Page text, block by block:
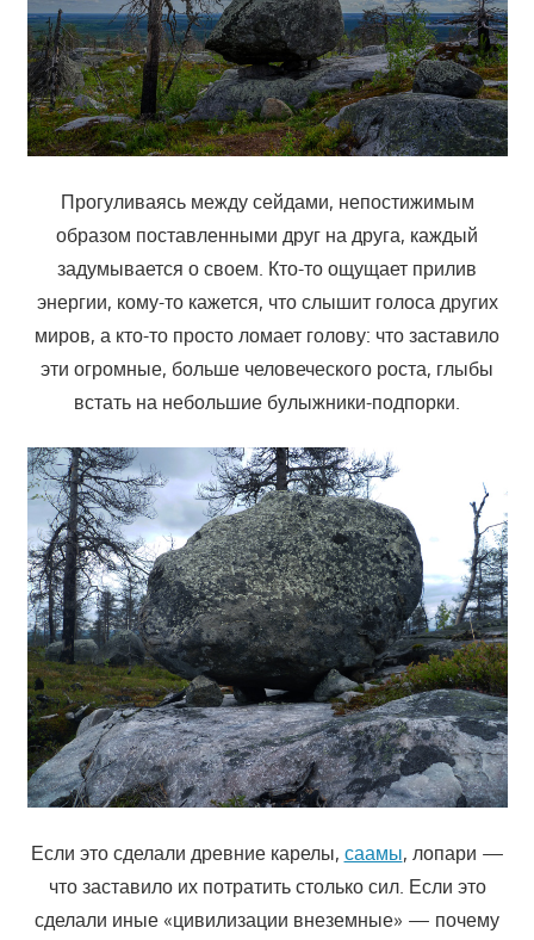
Прогуливаясь между сейдами, непостижимым
образом поставленными друг на друга, каждый
задумывается о своем. Кто-то ощущает прилив
энергии, кому-то кажется, что слышит голоса других
миров, а кто-то просто ломает голову: что заставило
эти огромные, больше человеческого роста, глыбы
встать на небольшие булыжники-подпорки.
Если это сделали древние карелы, саамы, лопари —
что заставило их потратить столько сил. Если это
сделали иные «цивилизации внеземные» — почему